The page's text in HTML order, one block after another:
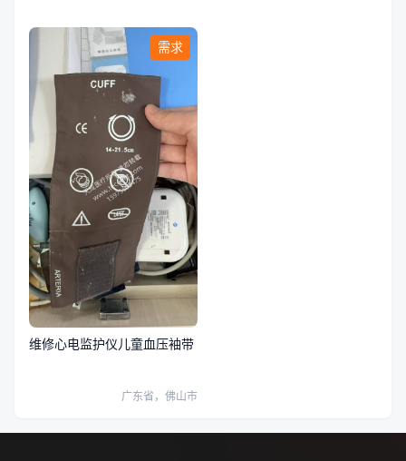
需求
维修心电监护仪儿童血压袖带
广东省，佛山市